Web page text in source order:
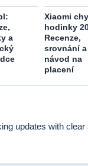
a
Xiaomi
hodinky
Recenze,
srovnání a
návod na
placení
updates with clear